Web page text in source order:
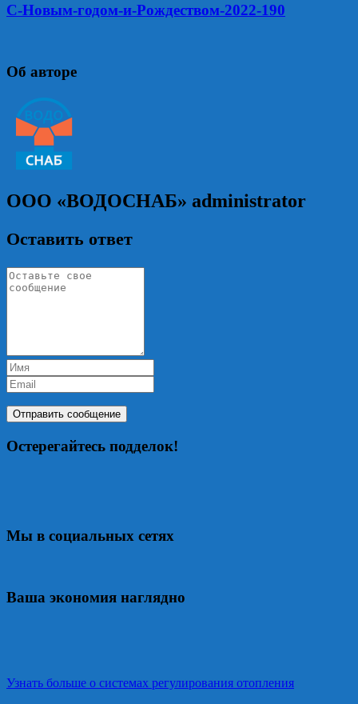
С-Новым-годом-и-Рождеством-2022-190
Об авторе
ООО «ВОДОСНАБ» administrator
Оставить ответ
Остерегайтесь подделок!
Мы в социальных сетях
Ваша экономия наглядно
Узнать больше о системах регулирования отопления